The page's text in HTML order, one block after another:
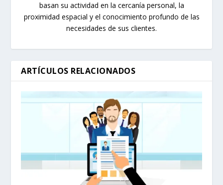
basan su actividad en la cercanía personal, la
proximidad espacial y el conocimiento profundo de las
necesidades de sus clientes.
ARTÍCULOS RELACIONADOS